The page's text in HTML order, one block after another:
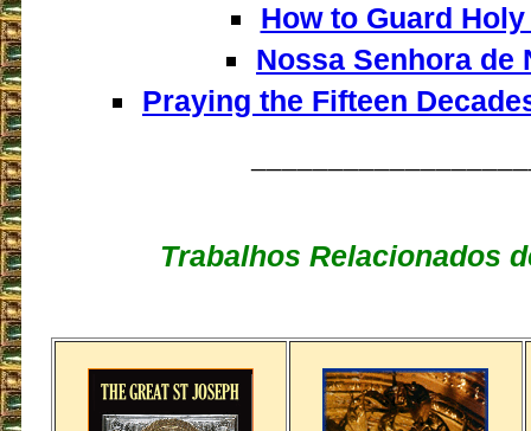
How to Guard
Nossa Senhora de
Praying the Fifteen
Trabalhos Relacionados